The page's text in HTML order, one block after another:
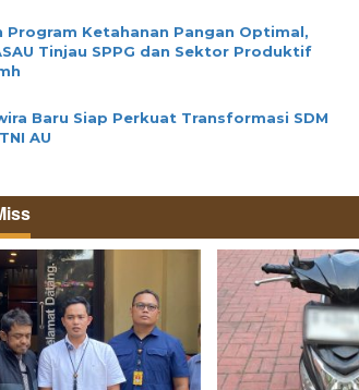
Program Ketahanan Pangan Optimal,
Tinjau SPPG dan Sektor Produktif
Baru Siap Perkuat Transformasi SDM
AU